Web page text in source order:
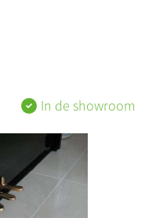
In de showroom